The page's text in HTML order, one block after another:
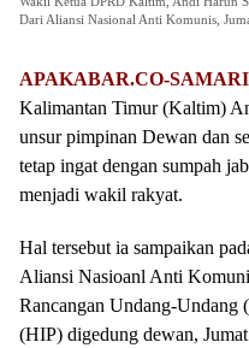
Dari Aliansi Nasional Anti Komunis,
APAKABAR.CO-
Kalimantan Timur (Kaltim)
unsur pimpinan Dewan dan
tetap ingat dengan sumpah
menjadi wakil rakyat.
Hal tersebut ia sampaikan
Aliansi Nasioanl Anti
Rancangan Undang-Undang
(HIP) digedung dewan,